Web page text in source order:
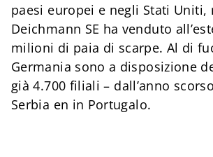
paesi europei e negli Stati Uniti,
Deichmann SE ha venduto
milioni di paia di scarpe. Al di
Germania sono a disposizione
già 4.700 filiali – dall’anno
Serbia en in Portugalo.